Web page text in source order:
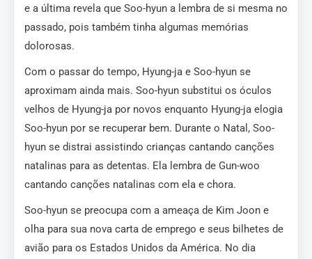
e a última revela que Soo-hyun a lembra de si mesma no
passado, pois também tinha algumas memórias
dolorosas.
Com o passar do tempo, Hyung-ja e Soo-hyun se
aproximam ainda mais. Soo-hyun substitui os óculos
velhos de Hyung-ja por novos enquanto Hyung-ja elogia
Soo-hyun por se recuperar bem. Durante o Natal, Soo-
hyun se distrai assistindo crianças cantando canções
natalinas para as detentas. Ela lembra de Gun-woo
cantando canções natalinas com ela e chora.
Soo-hyun se preocupa com a ameaça de Kim Joon e
olha para sua nova carta de emprego e seus bilhetes de
avião para os Estados Unidos da América. No dia